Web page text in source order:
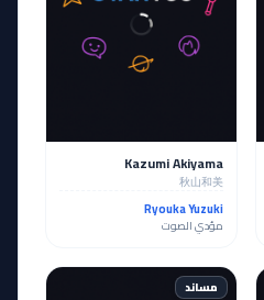
Kazumi Akiyama
秋山和美
Ryouka Yuzuki
مؤدي الصوت
مساند